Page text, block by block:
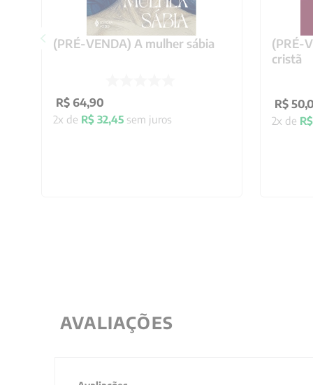
(PRÉ-VENDA) A mulher sábia
R$ 64,90
2x de R$ 32,45sem juros
(PRÉ-
cristã
R$ 50,
2x de R$
AVALIAÇÕES